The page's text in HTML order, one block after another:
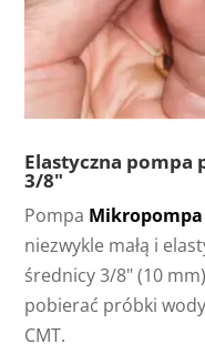
Elastyczna pompa
3/8"
Pompa
niezwykle małą i
średnicy 3/8" (10
pobierać próbki
CMT.